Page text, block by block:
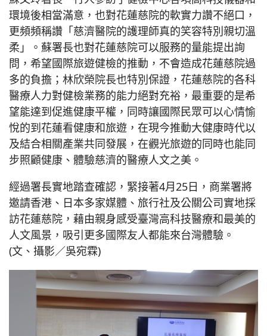
環境後相當滿意，也對花蓮慈院的軟實力讚不絕口，
更頻頻稱讚「慈濟醫院的護理師真的笑容特別親切溫
柔」。蘇署長也對花蓮慈院可以服務的量能提出詢
問，希望國際旅遊健檢的推動，不會造成花蓮慈院過
多的負擔；林欣榮院長也特別保證，花蓮慈院的各科
醫療人力對健檢業務的能力絕對充裕，最重要的是希
望能達到促進健康平權，同時讓國際民眾可以心情愉
悅的到花蓮看健康和旅遊，在現今推動大健康時代以
及結合相關產業共同發展，在觀光旅遊的同時也能同
步照顧健康、體驗慈濟的醫療人文之美。
經過署長實地踏查確認，緊接著4月25日，商業署將
邀請香港、日本多家媒體、旅行社及公關公司實地採
訪花蓮慈院，藉由親身感受臺灣高科技醫療和最美的
人文風景，吸引更多國際友人都能來台灣體驗。
(文、攝影／吳宛霖)